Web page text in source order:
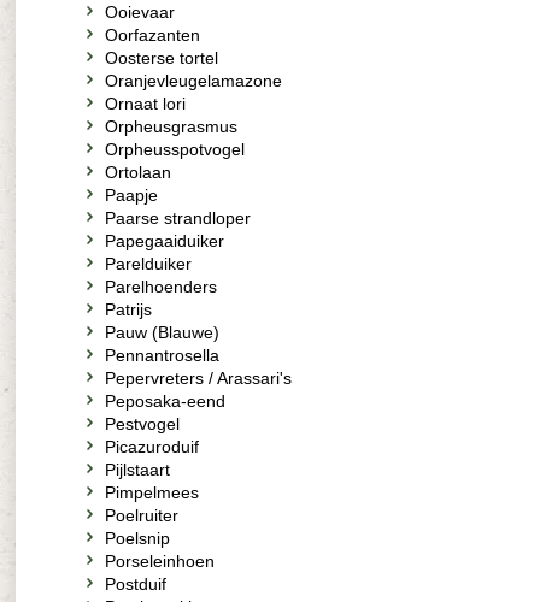
Ooievaar
Oorfazanten
Oosterse tortel
Oranjevleugelamazone
Ornaat lori
Orpheusgrasmus
Orpheusspotvogel
Ortolaan
Paapje
Paarse strandloper
Papegaaiduiker
Parelduiker
Parelhoenders
Patrijs
Pauw (Blauwe)
Pennantrosella
Pepervreters / Arassari's
Peposaka-eend
Pestvogel
Picazuroduif
Pijlstaart
Pimpelmees
Poelruiter
Poelsnip
Porseleinhoen
Postduif